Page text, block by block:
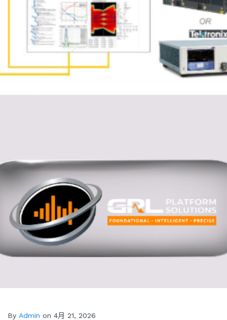
By Admin on 4月 21, 2026